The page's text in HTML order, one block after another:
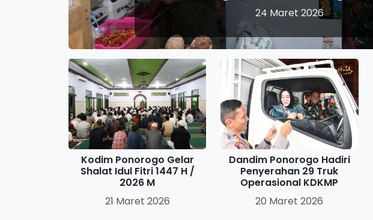
24 Maret 2026
Kodim Ponorogo Gelar
Shalat Idul Fitri 1447 H /
2026 M
21 Maret 2026
Dandim Ponorogo Hadiri
Penyerahan 29 Truk
Operasional KDKMP
20 Maret 2026